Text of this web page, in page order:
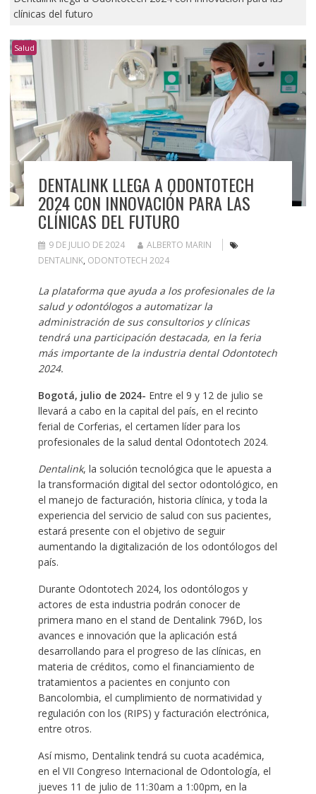
clínicas del futuro
Salud
DENTALINK LLEGA A ODONTOTECH
2024 CON INNOVACIÓN PARA LAS
CLÍNICAS DEL FUTURO
9 DE JULIO DE 2024
ALBERTO MARIN
DENTALINK, ODONTOTECH 2024
La plataforma que ayuda a los profesionales de la
salud y odontólogos a automatizar la
administración de sus consultorios y clínicas
tendrá una participación destacada, en la feria
más importante de la industria dental Odontotech
2024.
Bogotá, julio de 2024- Entre el 9 y 12 de julio se
llevará a cabo en la capital del país, en el recinto
ferial de Corferias, el certamen líder para los
profesionales de la salud dental Odontotech 2024.
Dentalink, la solución tecnológica que le apuesta a
la transformación digital del sector odontológico, en
el manejo de facturación, historia clínica, y toda la
experiencia del servicio de salud con sus pacientes,
estará presente con el objetivo de seguir
aumentando la digitalización de los odontólogos del
país.
Durante Odontotech 2024, los odontólogos y
actores de esta industria podrán conocer de
primera mano en el stand de Dentalink 796D, los
avances e innovación que la aplicación está
desarrollando para el progreso de las clínicas, en
materia de créditos, como el financiamiento de
tratamientos a pacientes en conjunto con
Bancolombia, el cumplimiento de normatividad y
regulación con los (RIPS) y facturación electrónica,
entre otros.
Así mismo, Dentalink tendrá su cuota académica,
en el VII Congreso Internacional de Odontología, el
jueves 11 de julio de 11:30am a 1:00pm, en la